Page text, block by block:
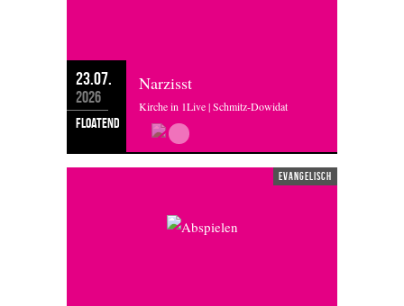
23.07.
2026
floatend
Narzisst
Kirche in 1Live | Schmitz-Dowidat
evangelisch